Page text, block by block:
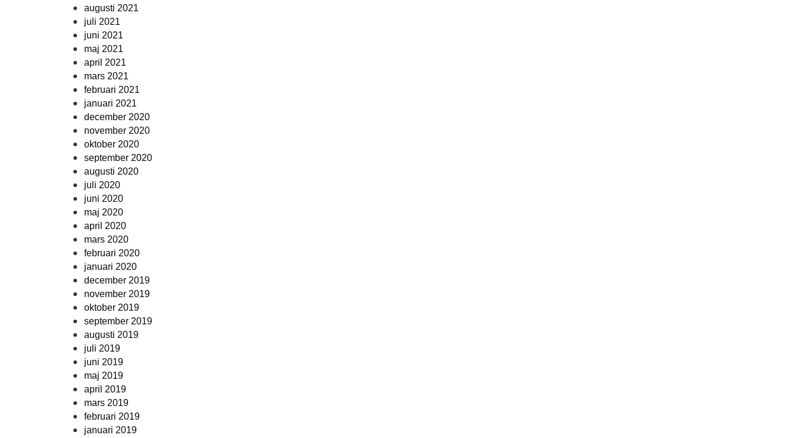
augusti 2021
juli 2021
juni 2021
maj 2021
april 2021
mars 2021
februari 2021
januari 2021
december 2020
november 2020
oktober 2020
september 2020
augusti 2020
juli 2020
juni 2020
maj 2020
april 2020
mars 2020
februari 2020
januari 2020
december 2019
november 2019
oktober 2019
september 2019
augusti 2019
juli 2019
juni 2019
maj 2019
april 2019
mars 2019
februari 2019
januari 2019